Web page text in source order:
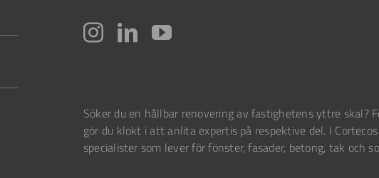
Söker du en hållbar renovering av fastighetens yttre skal?
gör du klokt i att anlita expertis på respektive del. I
specialister som lever för fönster, fasader, betong, tak och